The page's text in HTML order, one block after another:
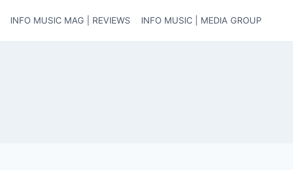
INFO MUSIC MAG | REVIEWS INFO MUSIC | MEDIA GROUP